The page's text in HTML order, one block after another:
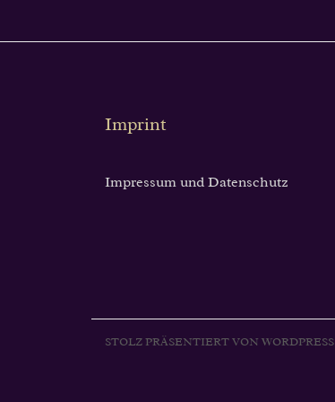
Imprint
Impressum und Datenschutz
STOLZ PRÄSENTIERT VON WORDPRESS